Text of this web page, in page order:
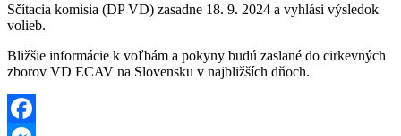
Sčítacia komisia (DP VD) zasadne 18. 9. 2024 a vyhlási výsledok
volieb.
Bližšie informácie k voľbám a pokyny budú zaslané do cirkevných
zborov VD ECAV na Slovensku v najbližších dňoch.